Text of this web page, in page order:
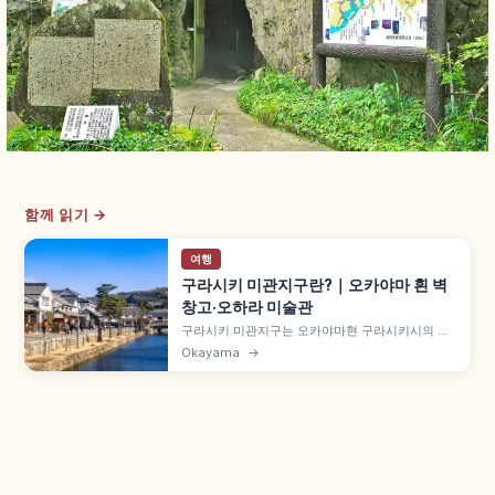
함께 읽기 →
여행
구라시키 미관지구란?｜오카야마 흰 벽
창고·오하라 미술관
구라시키 미관지구는 오카야마현 구라시키시의 에
도시대부터 이어진 흰 벽 창고와 마치야가 보존된
거리로, 중요전통적건조물군 보존지구입니다.
Okayama →